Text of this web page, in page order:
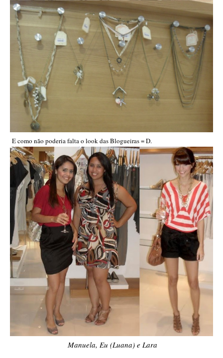
E como não poderia falta o look das Blogueiras = D.
Manuela, Eu (Luana) e Lara